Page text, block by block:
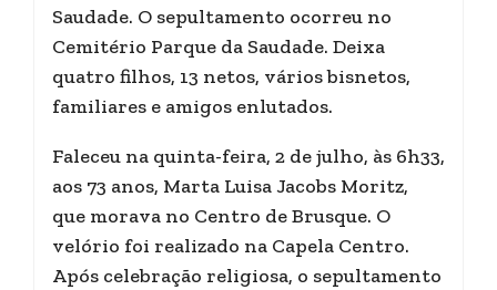
Saudade. O sepultamento ocorreu no
Cemitério Parque da Saudade. Deixa
quatro filhos, 13 netos, vários bisnetos,
familiares e amigos enlutados.
Faleceu na quinta-feira, 2 de julho, às 6h33,
aos 73 anos, Marta Luisa Jacobs Moritz,
que morava no Centro de Brusque. O
velório foi realizado na Capela Centro.
Após celebração religiosa, o sepultamento